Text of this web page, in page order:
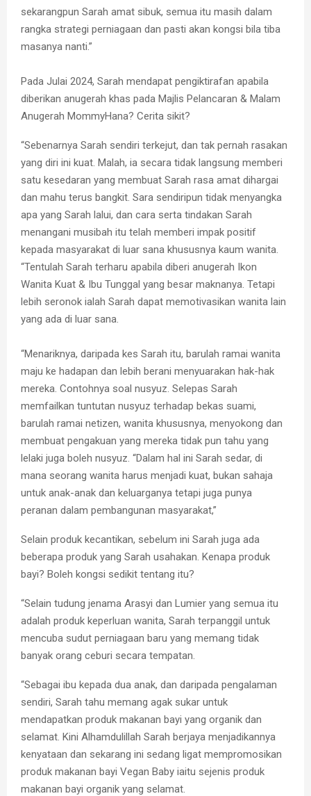
sekarangpun Sarah amat sibuk, semua itu masih dalam
rangka strategi perniagaan dan pasti akan kongsi bila tiba
masanya nanti.”
Pada Julai 2024, Sarah mendapat pengiktirafan apabila
diberikan anugerah khas pada Majlis Pelancaran & Malam
Anugerah MommyHana? Cerita sikit?
“Sebenarnya Sarah sendiri terkejut, dan tak pernah rasakan
yang diri ini kuat. Malah, ia secara tidak langsung memberi
satu kesedaran yang membuat Sarah rasa amat dihargai
dan mahu terus bangkit. Sara sendiripun tidak menyangka
apa yang Sarah lalui, dan cara serta tindakan Sarah
menangani musibah itu telah memberi impak positif
kepada masyarakat di luar sana khususnya kaum wanita.
“Tentulah Sarah terharu apabila diberi anugerah Ikon
Wanita Kuat & Ibu Tunggal yang besar maknanya. Tetapi
lebih seronok ialah Sarah dapat memotivasikan wanita lain
yang ada di luar sana.
“Menariknya, daripada kes Sarah itu, barulah ramai wanita
maju ke hadapan dan lebih berani menyuarakan hak-hak
mereka. Contohnya soal nusyuz. Selepas Sarah
memfailkan tuntutan nusyuz terhadap bekas suami,
barulah ramai netizen, wanita khususnya, menyokong dan
membuat pengakuan yang mereka tidak pun tahu yang
lelaki juga boleh nusyuz. “Dalam hal ini Sarah sedar, di
mana seorang wanita harus menjadi kuat, bukan sahaja
untuk anak-anak dan keluarganya tetapi juga punya
peranan dalam pembangunan masyarakat,”
Selain produk kecantikan, sebelum ini Sarah juga ada
beberapa produk yang Sarah usahakan. Kenapa produk
bayi? Boleh kongsi sedikit tentang itu?
“Selain tudung jenama Arasyi dan Lumier yang semua itu
adalah produk keperluan wanita, Sarah terpanggil untuk
mencuba sudut perniagaan baru yang memang tidak
banyak orang ceburi secara tempatan.
“Sebagai ibu kepada dua anak, dan daripada pengalaman
sendiri, Sarah tahu memang agak sukar untuk
mendapatkan produk makanan bayi yang organik dan
selamat. Kini Alhamdulillah Sarah berjaya menjadikannya
kenyataan dan sekarang ini sedang ligat mempromosikan
produk makanan bayi Vegan Baby iaitu sejenis produk
makanan bayi organik yang selamat.